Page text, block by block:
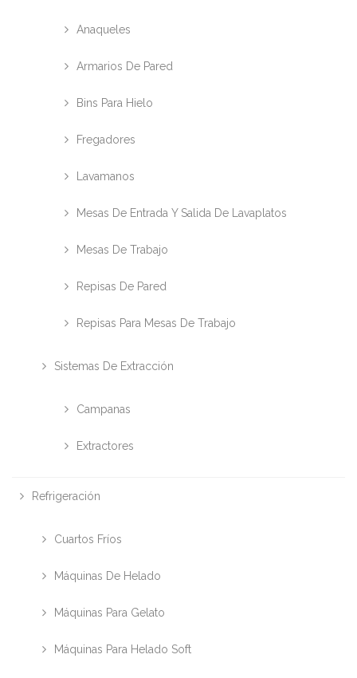
Anaqueles
Armarios De Pared
Bins Para Hielo
Fregadores
Lavamanos
Mesas De Entrada Y Salida De Lavaplatos
Mesas De Trabajo
Repisas De Pared
Repisas Para Mesas De Trabajo
Sistemas De Extracción
Campanas
Extractores
Refrigeración
Cuartos Fríos
Máquinas De Helado
Máquinas Para Gelato
Máquinas Para Helado Soft